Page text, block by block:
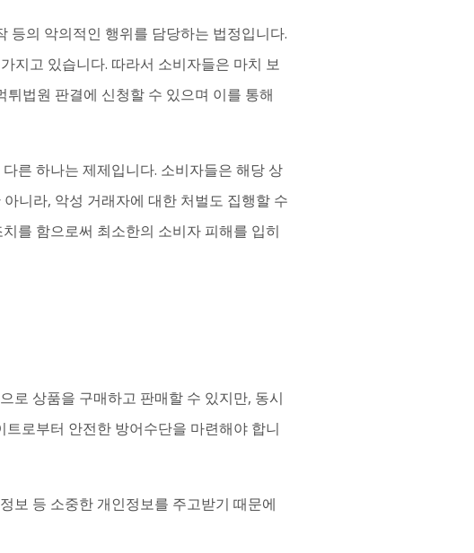
등의 악의적인 행위를 담당하는 법정입니다.
지고 있습니다. 따라서 소비자들은 마치 보
법원 판결에 신청할 수 있으며 이를 통해
른 하나는 제제입니다. 소비자들은 해당 상
니라, 악성 거래자에 대한 처벌도 집행할 수
를 함으로써 최소한의 소비자 피해를 입히
로 상품을 구매하고 판매할 수 있지만, 동시
로부터 안전한 방어수단을 마련해야 합니
보 등 소중한 개인정보를 주고받기 때문에